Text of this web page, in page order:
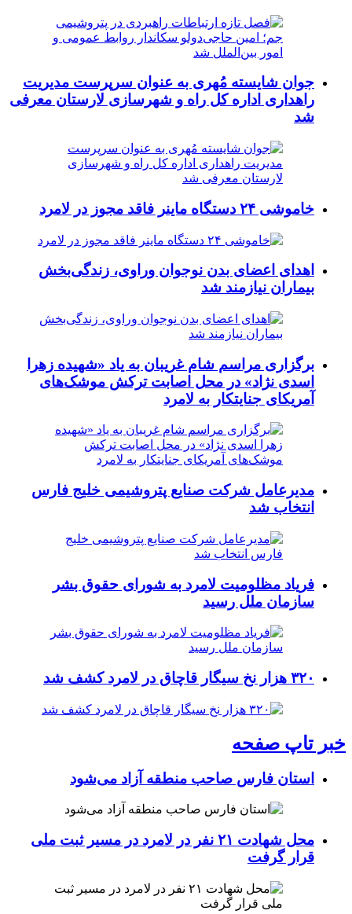
جوان شایسته مُهری به عنوان سرپرست مدیریت
راهداری اداره کل راه و شهرسازی لارستان معرفی
شد
خاموشی ۲۴ دستگاه ماینر فاقد مجوز در لامرد
اهدای اعضای بدن نوجوان وراوی، زندگی‌بخش
بیماران نیازمند شد
برگزاری مراسم شام غریبان به یاد «شهیده زهرا
اسدی نژاد» در محل اصابت ترکش موشک‌های
آمریکای جنایتکار به لامرد
مدیرعامل شرکت صنایع پتروشیمی خلیج فارس
انتخاب شد
فریاد مظلومیت لامرد به شورای حقوق بشر
سازمان ملل رسید
۳۲۰ هزار نخ سیگار قاچاق در لامرد کشف شد
خبر تاپ صفحه
استان فارس صاحب منطقه آزاد می‌شود
محل شهادت ۲۱ نفر در لامرد در مسیر ثبت ملی
قرار گرفت